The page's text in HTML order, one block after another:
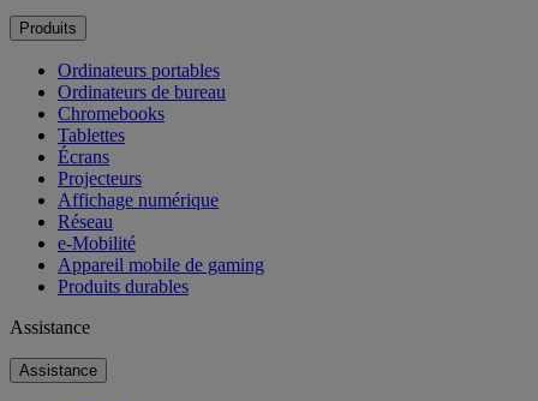
Produits
Ordinateurs portables
Ordinateurs de bureau
Chromebooks
Tablettes
Écrans
Projecteurs
Affichage numérique
Réseau
e-Mobilité
Appareil mobile de gaming
Produits durables
Assistance
Assistance